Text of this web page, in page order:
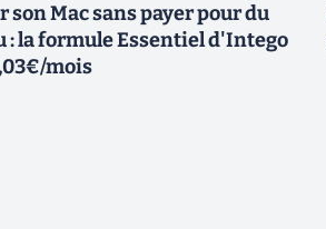
son Mac sans payer pour du
: la formule Essentiel d'Intego
mois